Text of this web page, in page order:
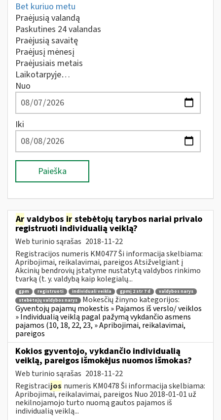
Bet kuriuo metu
Praėjusią valandą
Paskutines 24 valandas
Praėjusią savaitę
Praėjusį mėnesį
Praėjusiais metais
Laikotarpyje…
Nuo
Iki
Paieška
Ar valdybos ir stebėtojų tarybos nariai privalo
registruoti individualią veiklą?
Web turinio sąrašas 2018-11-22
Registracijos numeris KM0477 Ši informacija skelbiama:
Apribojimai, reikalavimai, pareigos Atsižvelgiant į
Akcinių bendrovių įstatyme nustatytą valdybos rinkimo
tvarką (t. y. valdybą kaip kolegialų...
gpm registruoti individuali veikla gpmį 2 str 7 d
valdybos narys
stebėtojų valdybos narys
Mokesčių žinyno kategorijos:
Gyventojų pajamų mokestis » Pajamos iš verslo/ veiklos
» Individualią veiklą pagal pažymą vykdančio asmens
pajamos (10, 18, 22, 23, » Apribojimai, reikalavimai,
pareigos
Kokios gyventojo, vykdančio individualią
veiklą, pareigos išmokėjus nuomos išmokas?
Web turinio sąrašas 2018-11-22
Registracijos numeris KM0478 Ši informacija skelbiama:
Apribojimai, reikalavimai, pareigos Nuo 2018-01-01 už
nekilnojamojo turto nuomą gautos pajamos iš
individualią veiklą...